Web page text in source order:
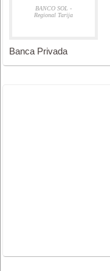
BANCO SOL -
Regional Tarija
Banca Privada